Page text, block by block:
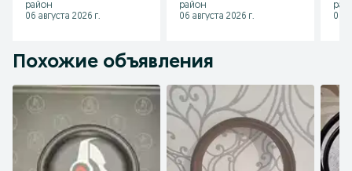
район
06 августа 2026 г.
район
06 августа 2026 г.
06
Похожие объявления